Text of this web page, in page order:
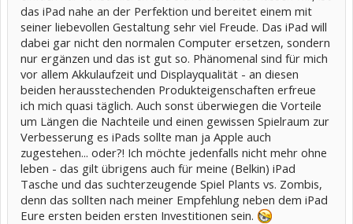
das iPad nahe an der Perfektion und bereitet einem mit
seiner liebevollen Gestaltung sehr viel Freude. Das iPad will
dabei gar nicht den normalen Computer ersetzen, sondern
nur ergänzen und das ist gut so. Phänomenal sind für mich
vor allem Akkulaufzeit und Displayqualität - an diesen
beiden herausstechenden Produkteigenschaften erfreue
ich mich quasi täglich. Auch sonst überwiegen die Vorteile
um Längen die Nachteile und einen gewissen Spielraum zur
Verbesserung es iPads sollte man ja Apple auch
zugestehen... oder?! Ich möchte jedenfalls nicht mehr ohne
leben - das gilt übrigens auch für meine (Belkin) iPad
Tasche und das suchterzeugende Spiel Plants vs. Zombis,
denn das sollten nach meiner Empfehlung neben dem iPad
Eure ersten beiden ersten Investitionen sein.